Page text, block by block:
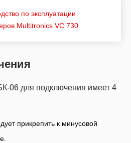
по эксплуатации
Мultitronics VC 730
06 для подключения имеет 4
прикрепить к минусовой